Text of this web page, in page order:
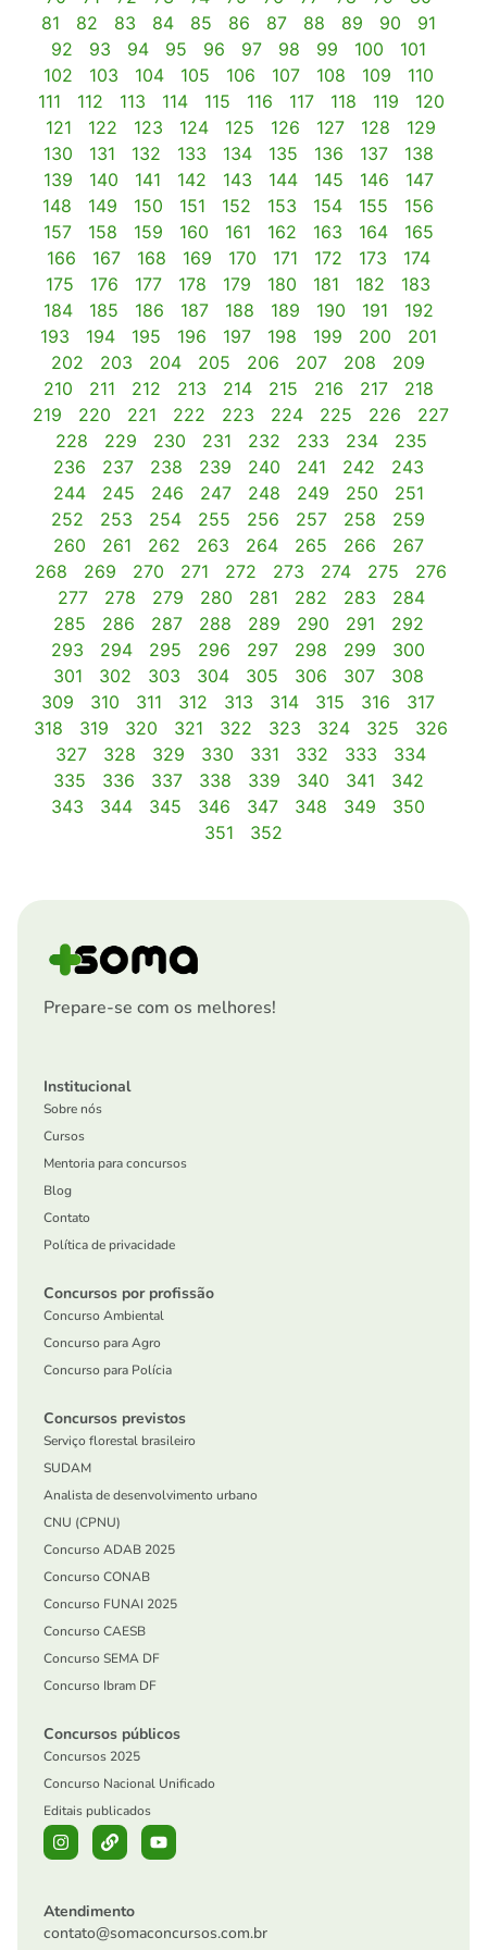
81
82 83 84 85 86 87 88 89 90
91
92
93 94 95 96 97 98 99 100
101
102
103 104 105 106 107 108 109
110
111
112 113 114 115 116 117 118 119
120
121
122 123 124 125 126 127 128
129
130
131 132 133 134 135 136 137
138
139
140 141 142 143 144 145 146
147
148
149 150 151 152 153 154 155
156
157
158 159 160 161 162 163 164
165
166
167 168 169 170 171 172 173
174
175
176 177 178 179 180 181 182
183
184
185 186 187 188 189 190 191
192
193
194 195 196 197 198 199 200
201
202
203 204 205 206 207 208
209
210
211 212 213 214 215 216 217
218
219
220 221 222 223 224 225 226
227
228
229 230 231 232 233 234
235
236
237 238 239 240 241 242
243
244
245 246 247 248 249 250
251
252
253 254 255 256 257 258
259
260
261 262 263 264 265 266
267
268
269 270 271 272 273 274 275
276
277
278 279 280 281 282 283
284
285
286 287 288 289 290 291
292
293
294 295 296 297 298 299
300
301
302 303 304 305 306 307
308
309
310 311 312 313 314 315 316
317
318
319 320 321 322 323 324 325
326
327
328 329 330 331 332 333
334
335
336 337 338 339 340 341
342
343
344 345 346 347 348 349
350
351
352
Prepare-se com os melhores!
Institucional
Sobre nós
Cursos
Mentoria para concursos
Blog
Contato
Política de privacidade
Concursos por profissão
Concurso Ambiental
Concurso para Agro
Concurso para Polícia
Concursos previstos
Serviço florestal brasileiro
SUDAM
Analista de desenvolvimento urbano
CNU (CPNU)
Concurso ADAB 2025
Concurso CONAB
Concurso FUNAI 2025
Concurso CAESB
Concurso SEMA DF
Concurso Ibram DF
Concursos públicos
Concursos 2025
Concurso Nacional Unificado
Editais publicados
Atendimento
contato@somaconcursos.com.br